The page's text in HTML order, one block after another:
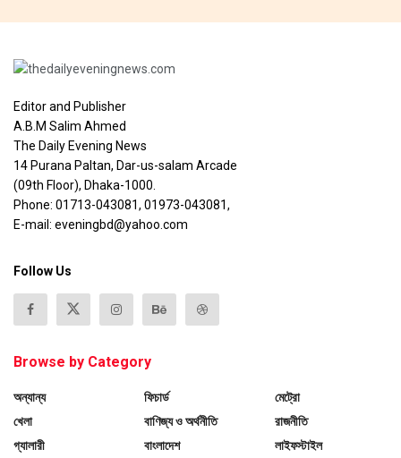
Editor and Publisher
A.B.M Salim Ahmed
The Daily Evening News
14 Purana Paltan, Dar-us-salam Arcade
(09th Floor), Dhaka-1000.
Phone: 01713-043081, 01973-043081,
E-mail: eveningbd@yahoo.com
Follow Us
Browse by Category
অন্যান্য
খেলা
গ্যালারী
ফিচার্ড
বাণিজ্য ও অর্থনীতি
বাংলাদেশ
মেট্রো
রাজনীতি
লাইফস্টাইল